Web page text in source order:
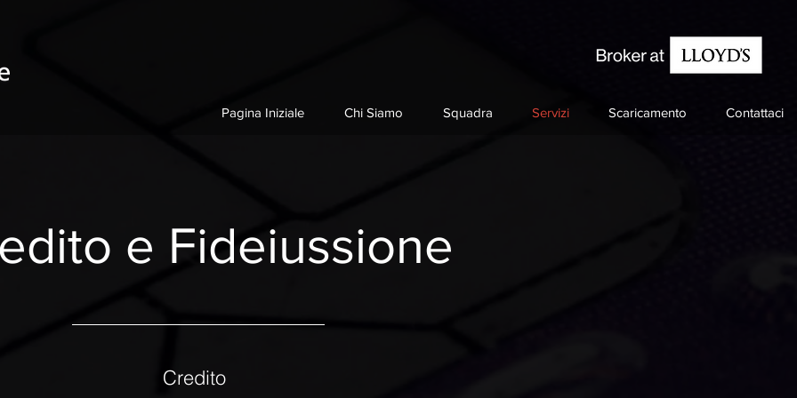
Pagina Iniziale Chi Siamo Squadra Servizi Scaricamento Contattaci
e Fideiussione
Credito​